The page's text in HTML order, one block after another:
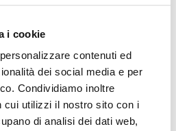
i cookie
contenuti ed
dei social media e per
Condividiamo inoltre
cui utilizzi il nostro sito con i
di analisi dei dati web,
content marked with